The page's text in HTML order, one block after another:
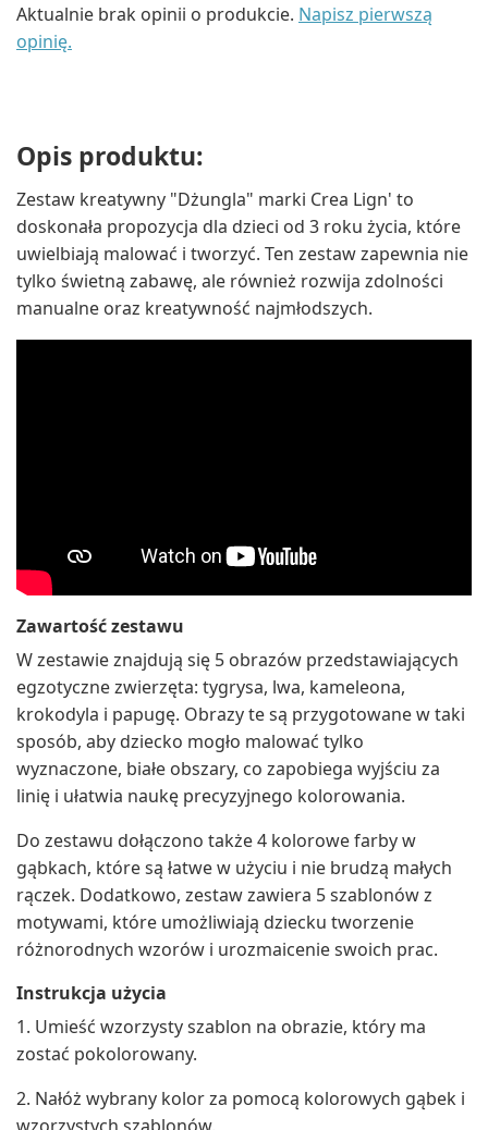
Aktualnie brak opinii o produkcie. Napisz pierwszą
opinię.
Opis produktu:
Zestaw kreatywny "Dżungla" marki Crea Lign' to
doskonała propozycja dla dzieci od 3 roku życia, które
uwielbiają malować i tworzyć. Ten zestaw zapewnia nie
tylko świetną zabawę, ale również rozwija zdolności
manualne oraz kreatywność najmłodszych.
Zawartość zestawu
W zestawie znajdują się 5 obrazów przedstawiających
egzotyczne zwierzęta: tygrysa, lwa, kameleona,
krokodyla i papugę. Obrazy te są przygotowane w taki
sposób, aby dziecko mogło malować tylko
wyznaczone, białe obszary, co zapobiega wyjściu za
linię i ułatwia naukę precyzyjnego kolorowania.
Do zestawu dołączono także 4 kolorowe farby w
gąbkach, które są łatwe w użyciu i nie brudzą małych
rączek. Dodatkowo, zestaw zawiera 5 szablonów z
motywami, które umożliwiają dziecku tworzenie
różnorodnych wzorów i urozmaicenie swoich prac.
Instrukcja użycia
1. Umieść wzorzysty szablon na obrazie, który ma
zostać pokolorowany.
2. Nałóż wybrany kolor za pomocą kolorowych gąbek i